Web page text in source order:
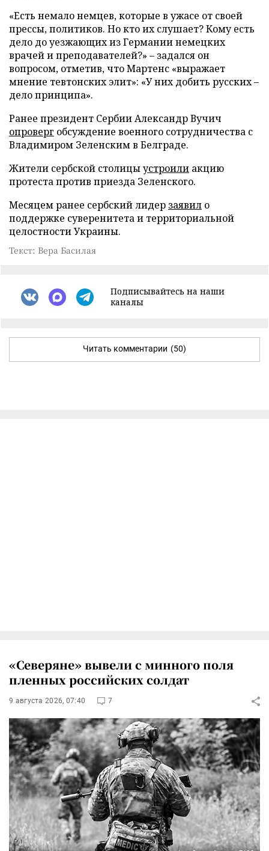
«Есть немало немцев, которые в ужасе от своей
прессы, политиков. Но кто их слушает? Кому есть
дело до уезжающих из Германии немецких
врачей и преподавателей?» – задался он
вопросом, отметив, что Мартенс «выражает
мнение тевтонских элит»: «У них добить русских –
дело принципа».
Ранее президент Сербии Александр Вучич
опроверг обсуждение военного сотрудничества с
Владимиром Зеленским в Белграде.
Жители сербской столицыустроили акцию
протеста против приезда Зеленского.
Месяцем ранее сербский лидер заявил о
поддержке суверенитета и территориальной
целостности Украины.
Текст: Вера Басилая
Подписывайтесь на наши
каналы
Читать комментарии (50)
«Северяне» вывели с минного поля
пленных российских солдат
9 августа 2026, 07:40 7